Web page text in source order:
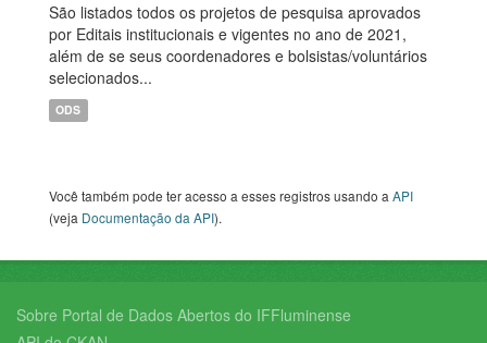
São listados todos os projetos de pesquisa aprovados
por Editais institucionais e vigentes no ano de 2021,
além de se seus coordenadores e bolsistas/voluntários
selecionados...
ODS
Você também pode ter acesso a esses registros usando aAPI
(veja Documentação da API).
Sobre Portal de Dados Abertos do IFFluminense